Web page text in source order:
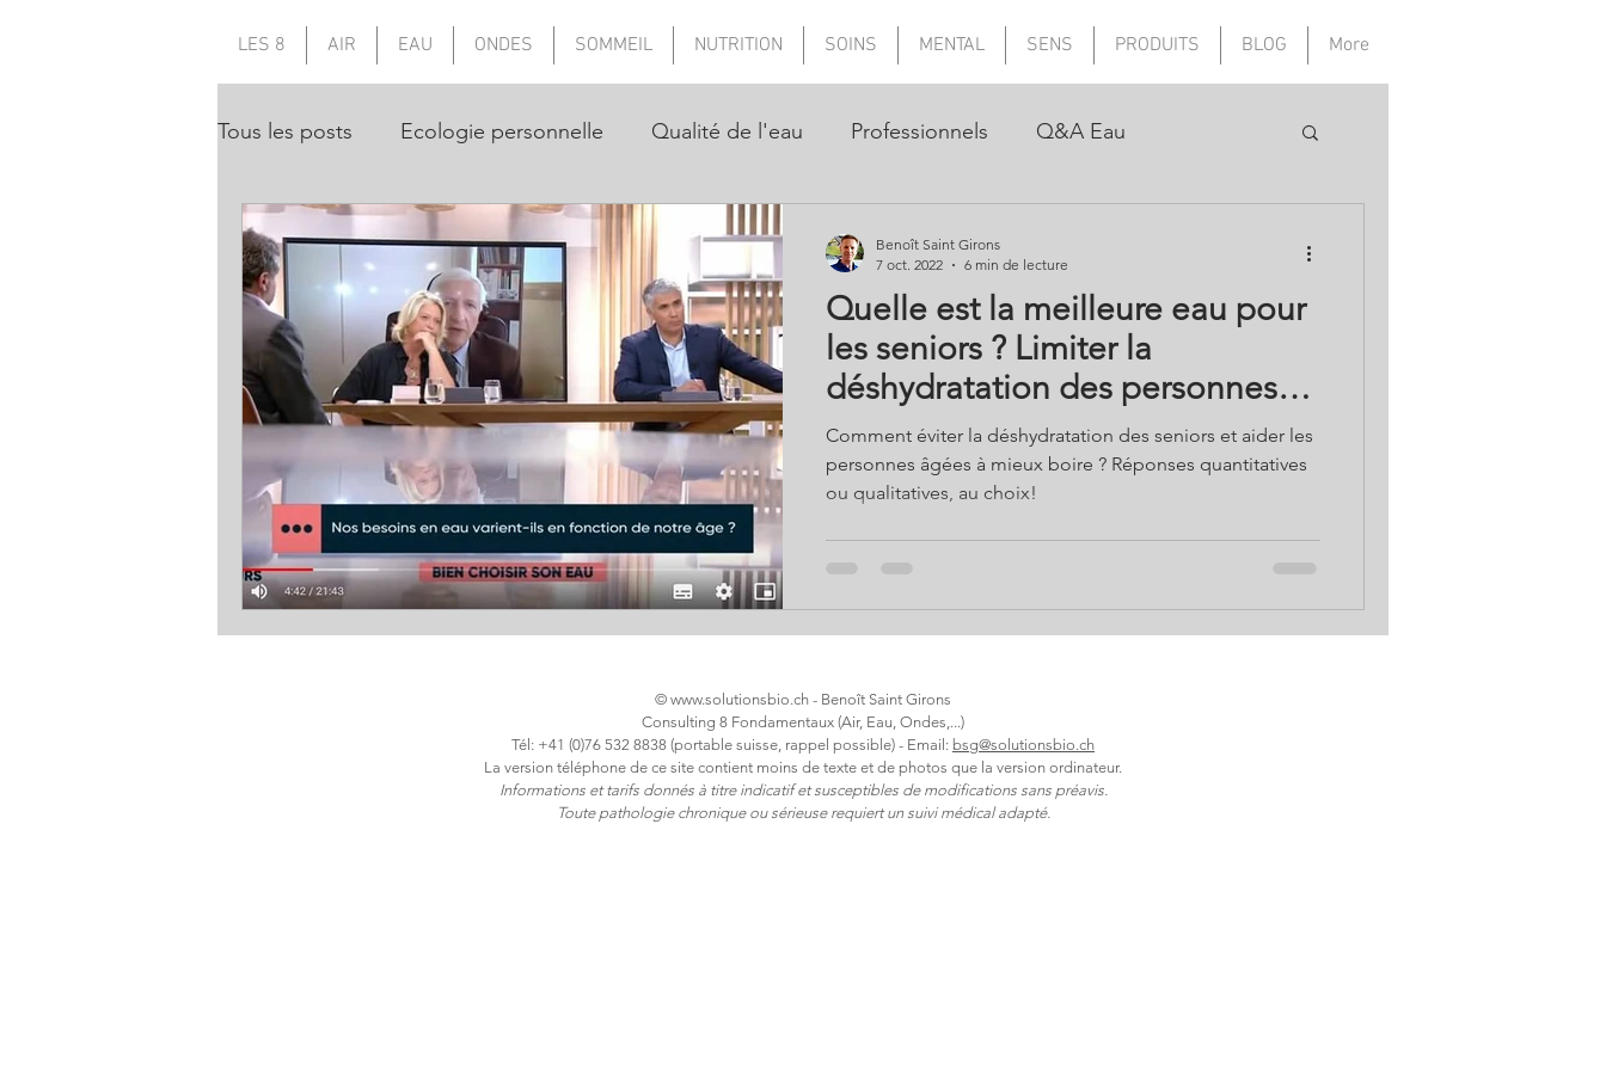
LES 8 AIR EAU ONDES SOMMEIL NUTRITION SOINS MENTAL SENS PRODUITS BLOG More
Tous les posts Ecologie personnelle Qualité de l'eau Professionnels Q&A Eau
Quelle est la meilleure eau pour
les seniors ? Limiter la
déshydratation des personnes
âgées...
Comment éviter la déshydratation des seniors et aider les
personnes âgées à mieux boire ? Réponses quantitatives
ou qualitatives, au choix!
Benoît Saint Girons
7 oct. 2022
6 min de lecture
© www.solutionsbio.ch - Benoît Saint Girons
Consulting 8 Fondamentaux (Air, Eau, Ondes,...)
Tél: +41 (0)76 532 8838 (portable suisse, rappel possible) - Email: bsg@solutionsbio.ch
La version téléphone de ce site contient moins de texte et de photos que la version ordinateur.
​Informations et tarifs donnés à titre indicatif et susceptibles de modifications sans préavis.
Toute pathologie chronique ou sérieuse requiert un suivi médical adapté.